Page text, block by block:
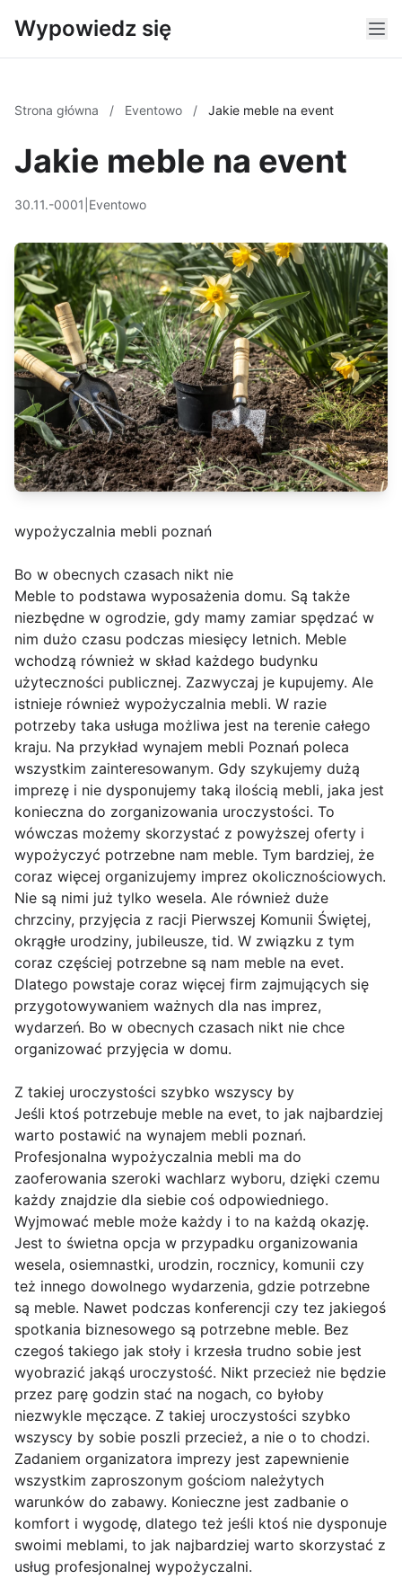
Wypowiedz się
Strona główna / Eventowo / Jakie meble na event
Jakie meble na event
30.11.-0001 Eventowo
wypożyczalnia mebli poznań
Bo w obecnych czasach nikt nie
Meble to podstawa wyposażenia domu. Są także
niezbędne w ogrodzie, gdy mamy zamiar spędzać w
nim dużo czasu podczas miesięcy letnich. Meble
wchodzą również w skład każdego budynku
użyteczności publicznej. Zazwyczaj je kupujemy. Ale
istnieje również wypożyczalnia mebli. W razie
potrzeby taka usługa możliwa jest na terenie całego
kraju. Na przykład wynajem mebli Poznań poleca
wszystkim zainteresowanym. Gdy szykujemy dużą
imprezę i nie dysponujemy taką ilością mebli, jaka jest
konieczna do zorganizowania uroczystości. To
wówczas możemy skorzystać z powyższej oferty i
wypożyczyć potrzebne nam meble. Tym bardziej, że
coraz więcej organizujemy imprez okolicznościowych.
Nie są nimi już tylko wesela. Ale również duże
chrzciny, przyjęcia z racji Pierwszej Komunii Świętej,
okrągłe urodziny, jubileusze, tid. W związku z tym
coraz częściej potrzebne są nam meble na evet.
Dlatego powstaje coraz więcej firm zajmujących się
przygotowywaniem ważnych dla nas imprez,
wydarzeń. Bo w obecnych czasach nikt nie chce
organizować przyjęcia w domu.
Z takiej uroczystości szybko wszyscy by
Jeśli ktoś potrzebuje meble na evet, to jak najbardziej
warto postawić na wynajem mebli poznań.
Profesjonalna wypożyczalnia mebli ma do
zaoferowania szeroki wachlarz wyboru, dzięki czemu
każdy znajdzie dla siebie coś odpowiedniego.
Wyjmować meble może każdy i to na każdą okazję.
Jest to świetna opcja w przypadku organizowania
wesela, osiemnastki, urodzin, rocznicy, komunii czy
też innego dowolnego wydarzenia, gdzie potrzebne
są meble. Nawet podczas konferencji czy tez jakiegoś
spotkania biznesowego są potrzebne meble. Bez
czegoś takiego jak stoły i krzesła trudno sobie jest
wyobrazić jakąś uroczystość. Nikt przecież nie będzie
przez parę godzin stać na nogach, co byłoby
niezwykle męczące. Z takiej uroczystości szybko
wszyscy by sobie poszli przecież, a nie o to chodzi.
Zadaniem organizatora imprezy jest zapewnienie
wszystkim zaproszonym gościom należytych
warunków do zabawy. Konieczne jest zadbanie o
komfort i wygodę, dlatego też jeśli ktoś nie dysponuje
swoimi meblami, to jak najbardziej warto skorzystać z
usług profesjonalnej wypożyczalni.